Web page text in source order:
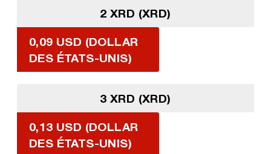
2 XRD (XRD)
0,09 USD (DOLLAR
DES ÉTATS-UNIS)
3 XRD (XRD)
0,13 USD (DOLLAR
DES ÉTATS-UNIS)